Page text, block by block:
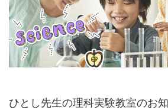
ひとし先生の理科実験教室のお知